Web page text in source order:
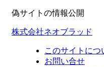
偽サイトの情報公開
株式会社ネオブラッド
このサイトにつ
お問い合せ